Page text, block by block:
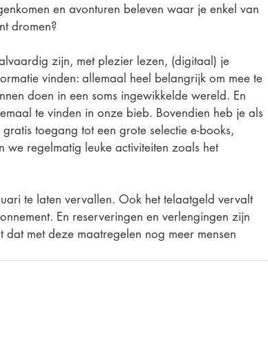
en avonturen beleven waar je enkel van
dromen?
zijn, met plezier lezen, (digitaal) je
vinden: allemaal heel belangrijk om mee te
doen in een soms ingewikkelde wereld. En
te vinden in onze bieb. Bovendien heb je als
gratis toegang tot een grote selectie e-books,
we regelmatig leuke activiteiten zoals het
te laten vervallen. Ook het telaatgeld vervalt
En reserveringen en verlengingen zijn
met deze maatregelen nog meer mensen